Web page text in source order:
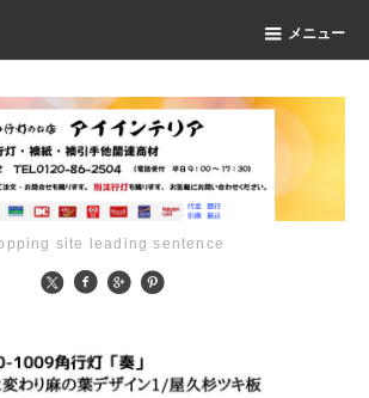
メニュー
site leading sentence